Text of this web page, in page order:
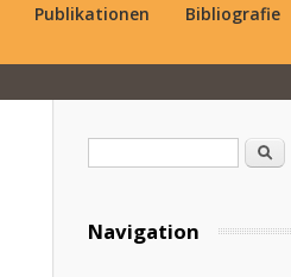
Publikationen Bibliografie
Suche
Navigation